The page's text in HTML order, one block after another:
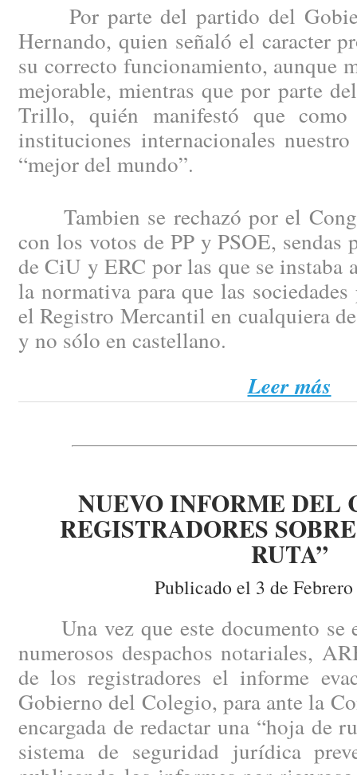
Por parte del partido del
Hernando, quien señaló el caracter
su correcto funcionamiento, aunque
mejorable, mientras que por parte
Trillo, quién manifestó que como
instituciones internacionales
“mejor del mundo”.
Tambien se rechazó por el
con los votos de PP y PSOE, sendas
de CiU y ERC por las que se instaba
la normativa para que las
el Registro Mercantil en cualquiera
y no sólo en castellano.
Leer más
NUEVO INFORME DEL
REGISTRADORES
RUTA”
Publicado el 3 de
Una vez que este documento se
numerosos despachos notariales,
de los registradores el informe
Gobierno del Colegio, para ante la
encargada de redactar una “hoja de
sistema de seguridad jurídica